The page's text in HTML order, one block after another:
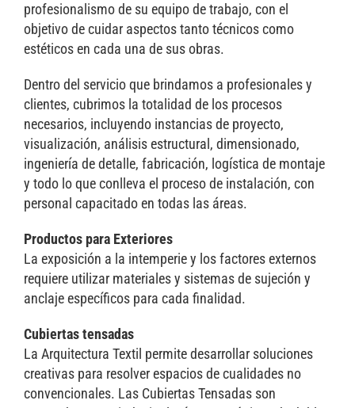
profesionalismo de su equipo de trabajo, con el
objetivo de cuidar aspectos tanto técnicos como
estéticos en cada una de sus obras.
Dentro del servicio que brindamos a profesionales y
clientes, cubrimos la totalidad de los procesos
necesarios, incluyendo instancias de proyecto,
visualización, análisis estructural, dimensionado,
ingeniería de detalle, fabricación, logística de montaje
y todo lo que conlleva el proceso de instalación, con
personal capacitado en todas las áreas.
Productos para Exteriores
La exposición a la intemperie y los factores externos
requiere utilizar materiales y sistemas de sujeción y
anclaje específicos para cada finalidad.
Cubiertas tensadas
La Arquitectura Textil permite desarrollar soluciones
creativas para resolver espacios de cualidades no
convencionales. Las Cubiertas Tensadas son